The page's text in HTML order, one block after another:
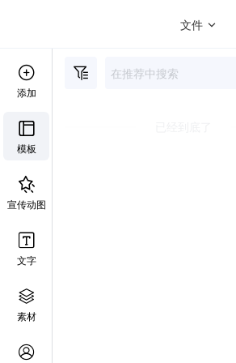
文件
添加
模板
宣传动图
文字
素材